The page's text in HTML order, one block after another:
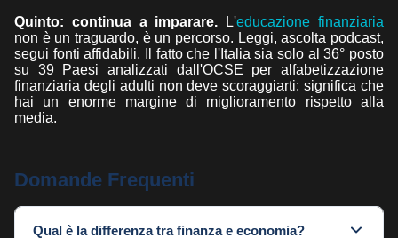
Quinto: continua a imparare. L'educazione finanziaria
non è un traguardo, è un percorso. Leggi, ascolta podcast,
segui fonti affidabili. Il fatto che l'Italia sia solo al 36° posto
su 39 Paesi analizzati dall'OCSE per alfabetizzazione
finanziaria degli adulti non deve scoraggiarti: significa che
hai un enorme margine di miglioramento rispetto alla
media.
Domande Frequenti
Qual è la differenza tra finanza e economia?